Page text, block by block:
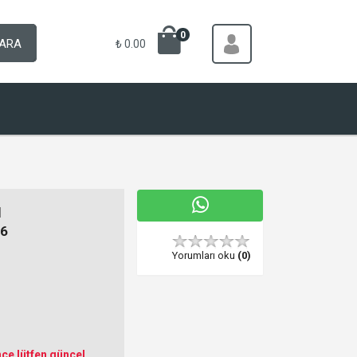
₺ 0.00
0
lütfen güncel
Yorumları oku (0)